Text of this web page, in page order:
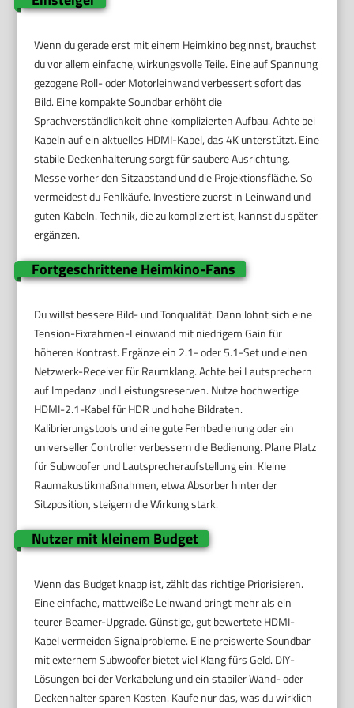
Wenn du gerade erst mit einem Heimkino beginnst, brauchst
du vor allem einfache, wirkungsvolle Teile. Eine auf Spannung
gezogene Roll- oder Motorleinwand verbessert sofort das
Bild. Eine kompakte Soundbar erhöht die
Sprachverständlichkeit ohne komplizierten Aufbau. Achte bei
Kabeln auf ein aktuelles HDMI-Kabel, das 4K unterstützt. Eine
stabile Deckenhalterung sorgt für saubere Ausrichtung.
Messe vorher den Sitzabstand und die Projektionsfläche. So
vermeidest du Fehlkäufe. Investiere zuerst in Leinwand und
guten Kabeln. Technik, die zu kompliziert ist, kannst du später
ergänzen.
Fortgeschrittene Heimkino-Fans
Du willst bessere Bild- und Tonqualität. Dann lohnt sich eine
Tension-Fixrahmen-Leinwand mit niedrigem Gain für
höheren Kontrast. Ergänze ein 2.1- oder 5.1-Set und einen
Netzwerk-Receiver für Raumklang. Achte bei Lautsprechern
auf Impedanz und Leistungsreserven. Nutze hochwertige
HDMI-2.1-Kabel für HDR und hohe Bildraten.
Kalibrierungstools und eine gute Fernbedienung oder ein
universeller Controller verbessern die Bedienung. Plane Platz
für Subwoofer und Lautsprecheraufstellung ein. Kleine
Raumakustikmaßnahmen, etwa Absorber hinter der
Sitzposition, steigern die Wirkung stark.
Nutzer mit kleinem Budget
Wenn das Budget knapp ist, zählt das richtige Priorisieren.
Eine einfache, mattweiße Leinwand bringt mehr als ein
teurer Beamer-Upgrade. Günstige, gut bewertete HDMI-
Kabel vermeiden Signalprobleme. Eine preiswerte Soundbar
mit externem Subwoofer bietet viel Klang fürs Geld. DIY-
Lösungen bei der Verkabelung und ein stabiler Wand- oder
Deckenhalter sparen Kosten. Kaufe nur das, was du wirklich